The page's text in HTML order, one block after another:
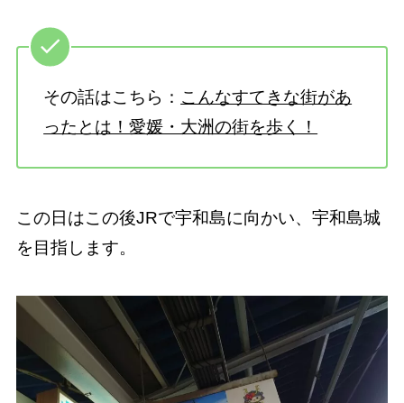
その話はこちら： こんなすてきな街があ
ったとは！愛媛・大洲の街を歩く！
この日はこの後JRで宇和島に向かい、宇和島城
を目指します。